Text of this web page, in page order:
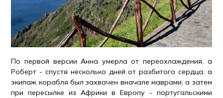
По первой версии Анна умерла от переохлаждения, а
Роберт - спустя несколько дней от разбитого сердца, а
экипаж корабля был захвачен вначале маврами, а затем
при пересылке из Африки в Европу - португальскими